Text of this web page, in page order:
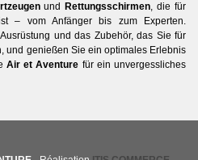
und Rettungsschirmen, die für
– vom Anfänger bis zum Experten.
und das Zubehör, das Sie für
und genießen Sie ein optimales Erlebnis
Air et Aventure für ein unvergessliches